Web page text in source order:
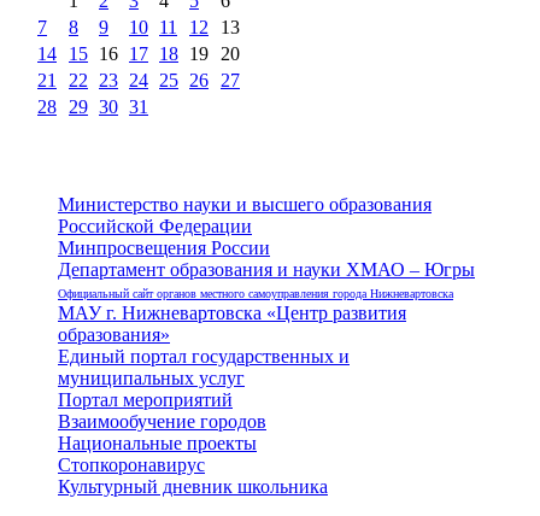
7
8 9 10 11 12
13
14
15 16 17 18 19
20
21
22 23 24 25 26
27
28
29 30 31
Министерство науки и высшего образования
Российской Федерации
Минпросвещения России
Департамент образования и науки ХМАО – Югры
Официальный сайт органов местного самоуправления города Нижневартовска
МАУ г. Нижневартовска «Центр развития
образования»
Единый портал государственных и
муниципальных услуг
Портал мероприятий
Взаимообучение городов
Национальные проекты
Стопкоронавирус
Культурный дневник школьника